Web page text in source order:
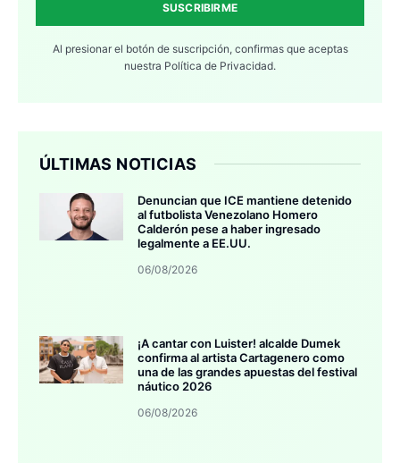
SUSCRIBIRME
Al presionar el botón de suscripción, confirmas que aceptas
nuestra Política de Privacidad.
ÚLTIMAS NOTICIAS
Denuncian que ICE mantiene detenido
al futbolista Venezolano Homero
Calderón pese a haber ingresado
legalmente a EE.UU.
06/08/2026
¡A cantar con Luister! alcalde Dumek
confirma al artista Cartagenero como
una de las grandes apuestas del festival
náutico 2026
06/08/2026